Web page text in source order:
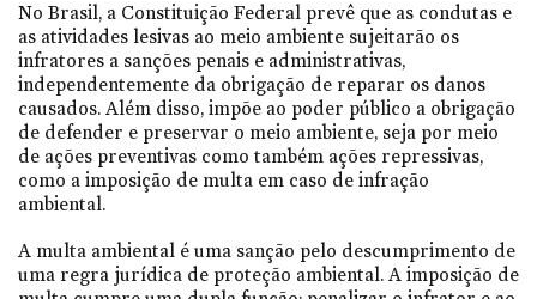
No Brasil, a Constituição Federal prevê que as condutas e
as atividades lesivas ao meio ambiente sujeitarão os
infratores a sanções penais e administrativas,
independentemente da obrigação de reparar os danos
causados. Além disso, impõe ao poder público a obrigação
de defender e preservar o meio ambiente, seja por meio
de ações preventivas como também ações repressivas,
como a imposição de multa em caso de infração
ambiental.
A multa ambiental é uma sanção pelo descumprimento de
uma regra jurídica de proteção ambiental. A imposição de